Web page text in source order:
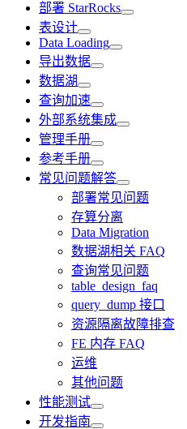
部署 StarRocks
表设计
Data Loading
导出数据
数据湖
查询加速
外部系统集成
管理手册
参考手册
常见问题解答
部署常见问题
存算分离
Data Migration
数据湖相关 FAQ
查询常见问题
table_design_faq
query_dump 接口
资源隔离故障排查
FE 内存 FAQ
运维
其他问题
性能测试
开发指南